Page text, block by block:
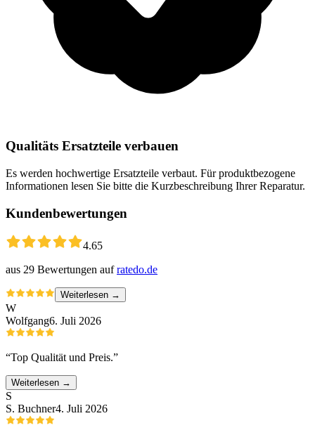
Qualitäts Ersatzteile verbauen
Es werden hochwertige Ersatzteile verbaut. Für produktbezogene
Informationen lesen Sie bitte die Kurzbeschreibung Ihrer Reparatur.
Kundenbewertungen
4.65
aus 29 Bewertungen auf ratedo.de
Weiterlesen →
W
Wolfgang6. Juli 2026
“Top Qualität und Preis.”
Weiterlesen →
S
S. Buchner4. Juli 2026